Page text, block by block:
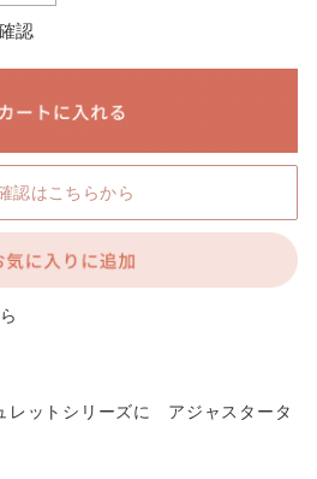
認
認はこちらから
レットシリーズに アジャスタータ